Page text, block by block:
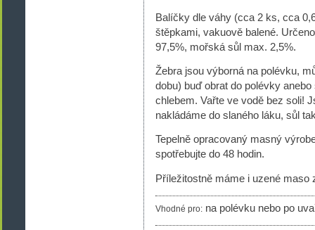
Balíčky dle váhy (cca 2 ks, cca
štěpkami, vakuově balené.
97,5%, mořská sůl max. 2,5%.
Žebra jsou výborná na polévku,
dobu) buď obrat do polévky
chlebem. Vařte ve vodě bez soli!
nakládáme do slaného láku, sůl
Tepelně opracovaný masný
spotřebujte do 48 hodin.
Příležitostně máme i uzené
Vhodné pro: na polévku nebo po